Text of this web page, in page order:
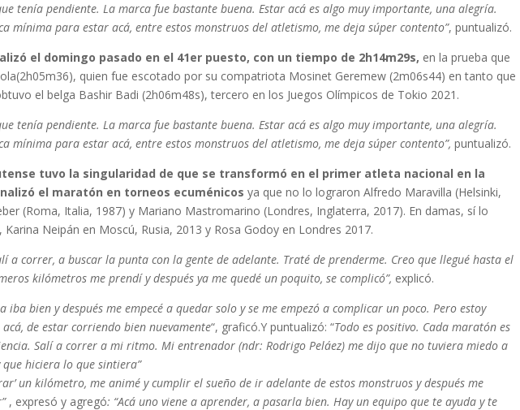
tenía pendiente. La marca fue bastante buena. Estar acá es algo muy importante, una alegría.
mínima para estar acá, entre estos monstruos del atletismo, me deja súper contento”, puntualizó.
el domingo pasado en el 41er puesto, con un tiempo de 2h14m29s, en la prueba que
quien fue escotado por su compatriota Mosinet Geremew (2m06s44) en tanto que
el belga Bashir Badi (2h06m48s), tercero en los Juegos Olímpicos de Tokio 2021.
tenía pendiente. La marca fue bastante buena. Estar acá es algo muy importante, una alegría.
mínima para estar acá, entre estos monstruos del atletismo, me deja súper contento”, puntualizó.
tuvo la singularidad de que se transformó en el primer atleta nacional en la
el maratón en torneos ecuménicosya que no lo lograron Alfredo Maravilla (Helsinki,
(Roma, Italia, 1987) y Mariano Mastromarino (Londres, Inglaterra, 2017). En damas, sí lo
Neipán en Moscú, Rusia, 2013 y Rosa Godoy en Londres 2017.
a correr, a buscar la punta con la gente de adelante. Traté de prenderme. Creo que llegué hasta el
kilómetros me prendí y después ya me quedé un poquito, se complicó”, explicó.
bien y después me empecé a quedar solo y se me empezó a complicar un poco. Pero estoy
de estar corriendo bien nuevamente“, graficó.Y puntualizó: “Todo es positivo. Cada maratón es
Salí a correr a mi ritmo. Mi entrenador (ndr: Rodrigo Peláez) me dijo que no tuviera miedo a
hiciera lo que sintiera”
un kilómetro, me animé y cumplir el sueño de ir adelante de estos monstruos y después me
, expresó y agregó: “Acá uno viene a aprender, a pasarla bien. Hay un equipo que te ayuda y te